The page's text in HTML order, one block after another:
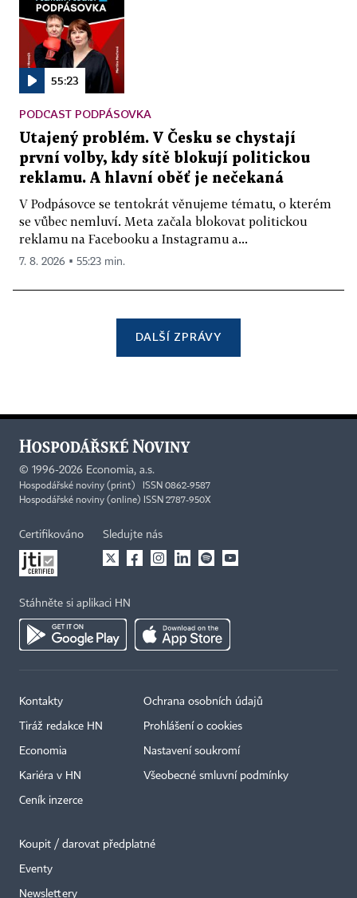
55:23
PODCAST PODPÁSOVKA
Utajený problém. V Česku se chystají
první volby, kdy sítě blokují politickou
reklamu. A hlavní oběť je nečekaná
V Podpásovce se tentokrát věnujeme tématu, o kterém
se vůbec nemluví. Meta začala blokovat politickou
reklamu na Facebooku a Instagramu a...
7. 8. 2026 ▪ 55:23 min.
DALŠÍ ZPRÁVY
© 1996-2026 Economia, a.s.
Hospodářské noviny (print) ISSN 0862-9587
Hospodářské noviny (online) ISSN 2787-950X
Certifikováno Sledujte nás
Stáhněte si aplikaci HN
Kontakty
Tiráž redakce HN
Economia
Kariéra v HN
Ceník inzerce
Ochrana osobních údajů
Prohlášení o cookies
Nastavení soukromí
Všeobecné smluvní podmínky
Koupit / darovat předplatné
Eventy
Newslettery